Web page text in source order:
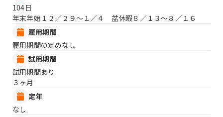
104日
年末年始１２／２９〜１／４ 盆休暇８／１３〜８／１６
雇用期間
雇用期間の定めなし
試用期間
試用期間あり
３ヶ月
定年
なし